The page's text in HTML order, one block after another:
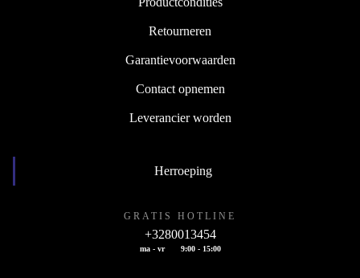
Retourneren
Garantievoorwaarden
Contact opnemen
Leverancier worden
Herroeping
GRATIS HOTLINE
+3280013454
ma - vr 9:00 - 15:00